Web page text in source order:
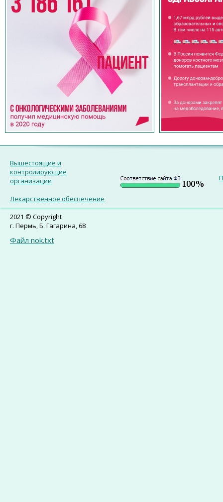
Вышестоящие и
контролирующие
организации
Лекарственное обеспечение
2021 © Copyright
г. Пермь, Б. Гагарина, 68
Файл nok.txt